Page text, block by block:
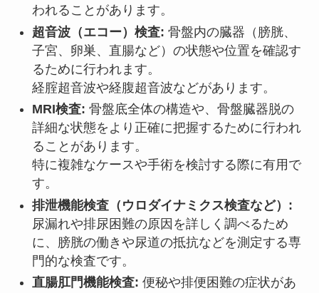
われることがあります。
超音波（エコー）検査: 骨盤内の臓器（膀胱、
子宮、卵巣、直腸など）の状態や位置を確認す
るために行われます。
経腟超音波や経腹超音波などがあります。
MRI検査: 骨盤底全体の構造や、骨盤臓器脱の
詳細な状態をより正確に把握するために行われ
ることがあります。
特に複雑なケースや手術を検討する際に有用で
す。
排泄機能検査（ウロダイナミクス検査など）:
尿漏れや排尿困難の原因を詳しく調べるため
に、膀胱の働きや尿道の抵抗などを測定する専
門的な検査です。
直腸肛門機能検査: 便秘や排便困難の症状があ